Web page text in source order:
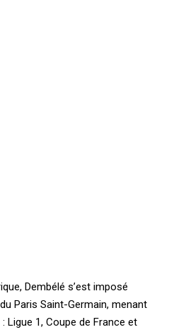
Dembélé s’est imposé
Paris Saint-Germain, menant
Ligue 1, Coupe de France et